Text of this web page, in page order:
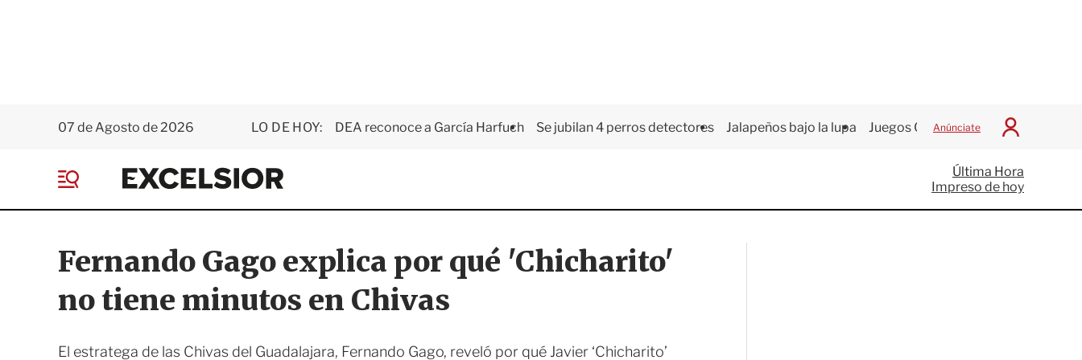
07 de Agosto de 2026 LO DE HOY: DEA reconoce a García Harfuch Se jubilan 4 perros detectores Jalapeños bajo la lupa Juegos Centroamericanos
Anúnciate
I
c
i
a
E
x
e
i
o
e
Última Hora
Impreso de hoy
Fernando Gago explica por qué 'Chicharito'
no tiene minutos en Chivas
El estratega de las Chivas del Guadalajara, Fernando Gago, reveló por qué Javier ‘Chicharito’